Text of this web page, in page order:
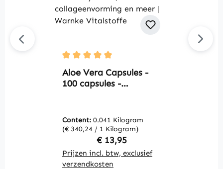
Average rating of 5 out of 5 stars
Aloe Vera Capsules -
100 capsules -
vitamine C - voor
immuunsysteem,
collageenvorming en
meer | Warnke
Vitalstoffe
Content: 0.041 Kilogram
(€ 340,24 / 1 Kilogram)
Regular price:
€ 13,95
Prijzen incl. btw, exclusief
verzendkosten